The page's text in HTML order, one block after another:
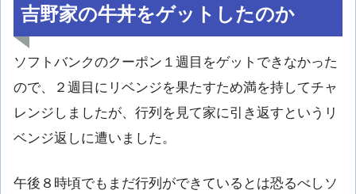
吉野家の牛丼をゲットしたのか
ソフトバンクのクーポン１週目をゲットできなかった
ので、２週目にリベンジを果たすため満を持してチャ
レンジしましたが、行列を見て家に引き返すというリ
ベンジ返しに遭いました。
午後８時頃でもまだ行列ができているとは恐るべしソ